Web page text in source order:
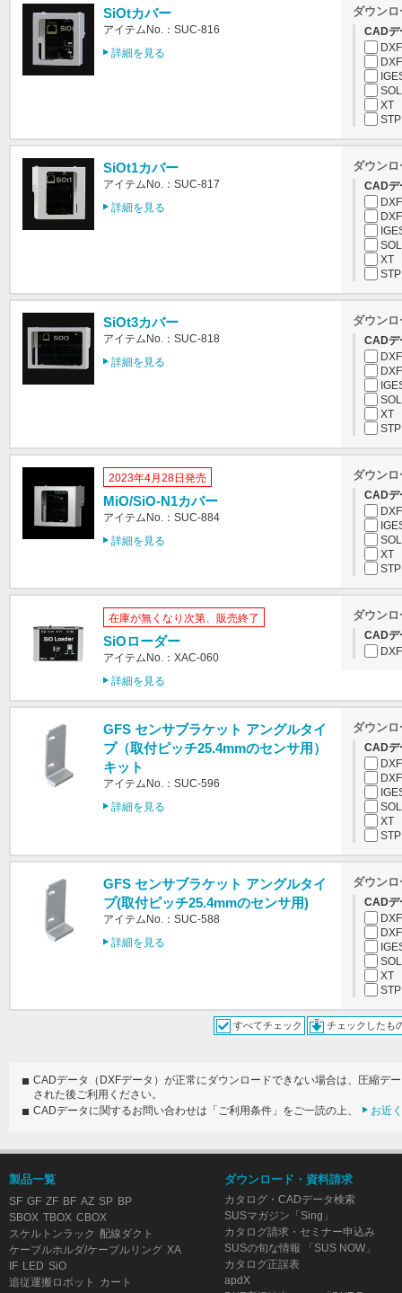
SiOtカバー
アイテムNo.：SUC-816
詳細を見る
ダウンロ
CADデ
DXF
XT
STP
SiOt1カバー
アイテムNo.：SUC-817
詳細を見る
ダウンロ
CADデ
DXF
XT
STP
SiOt3カバー
アイテムNo.：SUC-818
詳細を見る
ダウンロ
CADデ
DXF
XT
STP
2023年4月28日発売
MiO/SiO-N1カバー
アイテムNo.：SUC-884
詳細を見る
ダウンロ
CADデ
XT
STP
在庫が無くなり次第、販売終了
SiOローダー
アイテムNo.：XAC-060
詳細を見る
ダウンロ
CADデ
DXF
GFS センサブラケット アングルタイ
プ（取付ピッチ25.4mmのセンサ用）
キット
アイテムNo.：SUC-596
詳細を見る
ダウンロ
CADデ
DXF
XT
STP
GFS センサブラケット アングルタイ
プ(取付ピッチ25.4mmのセンサ用)
アイテムNo.：SUC-588
詳細を見る
ダウンロ
CADデ
DXF
XT
STP
すべてチェック チェックしたも
CADデータ（DXFデータ）が正常にダウンロードできない場合は、圧縮デ
された後ご利用ください。
CADデータに関するお問い合わせは「ご利用条件」をご一読の上、
お近
製品一覧
SF GF ZF BF AZ SP BP
SBOX TBOX CBOX
スケルトンラック 配線ダクト
ケーブルホルダ/ケーブルリング XA
IF LED SiO
追従運搬ロボット
カート
ダウンロード・資料請求
カタログ・CADデータ検索
SUSマガジン「Sing」
カタログ請求・セミナー申込み
SUSの旬な情報 「SUS NOW」
カタログ正誤表
apdX